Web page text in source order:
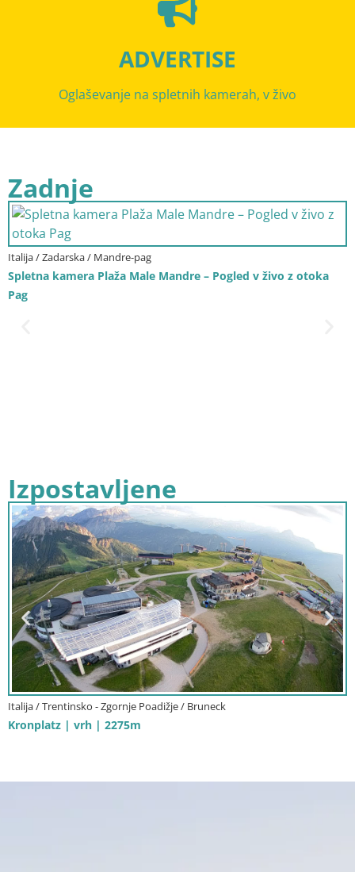
ADVERTISE
Oglaševanje na spletnih kamerah, v živo
Zadnje
Italija / Benečija / Bibione
Spletna kamera Bibione Nakupovalna ulica – v živo
Izpostavljene
Italija / Furlanija-Julijska Krajina / Gorica
Travnik – Gorica